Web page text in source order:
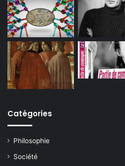
Catégories
Philosophie
Société